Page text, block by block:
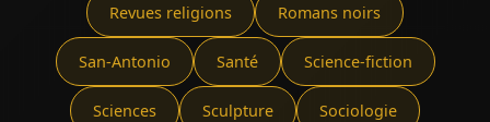
Revues religions Romans noirs
San-Antonio Santé Science-fiction
Sciences Sculpture Sociologie